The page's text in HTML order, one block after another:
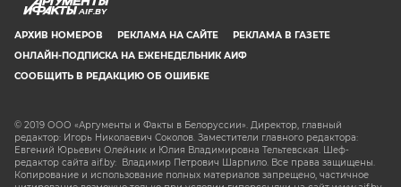
AIF.BY
АРХИВ НОМЕРОВ РЕКЛАМА НА САЙТЕ
РЕКЛАМА В ГАЗЕТЕ
ОНЛАЙН-ПОДПИСКА НА ЕЖЕНЕДЕЛЬНИК АИФ
СООБЩИТЬ В РЕДАКЦИЮ ОБ ОШИБКЕ
© 2019 ООО «Аргументы и Факты в Белоруссии». Директор, главный
редактор: Игорь Николаевич Соколов. Заместители главного редактора:
Евгений Юрьевич Олейник и Юлия Владимировна Тельтевская. Шеф-
редактор сайта aif.by: Владимир Петрович Шарпило. Все права защищены.
Копирование и использование полных материалов запрещено, частичное